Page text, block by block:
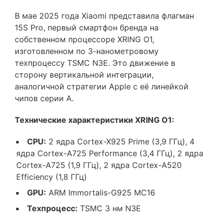
В мае 2025 года Xiaomi представила флагман
15S Pro, первый смартфон бренда на
собственном процессоре XRING O1,
изготовленном по 3-нанометровому
техпроцессу TSMC N3E. Это движение в
сторону вертикальной интеграции,
аналогичной стратегии Apple с её линейкой
чипов серии A.
Технические характеристики XRING O1:
CPU: 2 ядра Cortex-X925 Prime (3,9 ГГц), 4
ядра Cortex-A725 Performance (3,4 ГГц), 2 ядра
Cortex-A725 (1,9 ГГц), 2 ядра Cortex-A520
Efficiency (1,8 ГГц)
GPU: ARM Immortalis-G925 MC16
Техпроцесс: TSMC 3 нм N3E